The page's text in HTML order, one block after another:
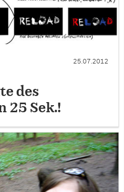
25.07.2012
des
25 Sek.!